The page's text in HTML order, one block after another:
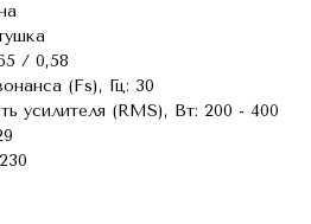
/ 0,58
(Fs), Гц: 30
усилителя (RMS), Вт: 200 - 400